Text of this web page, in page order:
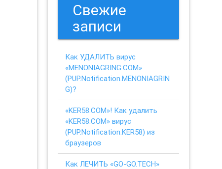
Свежие
записи
Как УДАЛИТЬ вирус
«MENONIAGRING.COM»
(PUP.Notification.MENONIAGRIN
G)?
«KER58.COM»! Как удалить
«KER58.COM» вирус
(PUP.Notification.KER58) из
браузеров
Как ЛЕЧИТЬ «GO-GO.TECH»